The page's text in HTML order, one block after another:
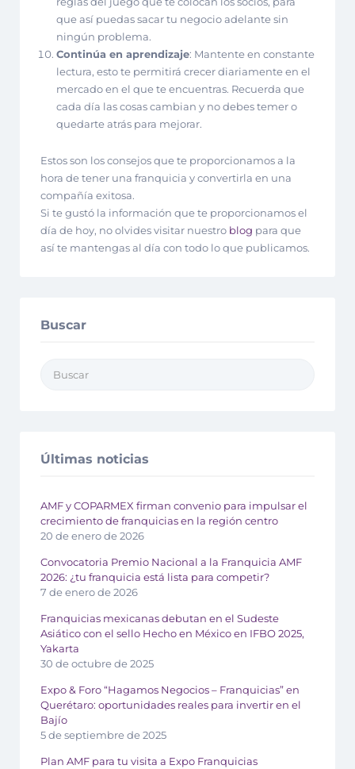
que así puedas sacar tu negocio adelante sin
ningún problema.
Continúa en aprendizaje: Mantente en constante
lectura, esto te permitirá crecer diariamente en el
mercado en el que te encuentras. Recuerda que
cada día las cosas cambian y no debes temer o
quedarte atrás para mejorar.
Estos son los consejos que te proporcionamos a la
hora de tener una franquicia y convertirla en una
compañía exitosa.
Si te gustó la información que te proporcionamos el
día de hoy, no olvides visitar nuestro blog para que
así te mantengas al día con todo lo que publicamos.
Buscar
Últimas noticias
AMF y COPARMEX firman convenio para impulsar el
crecimiento de franquicias en la región centro
20 de enero de 2026
Convocatoria Premio Nacional a la Franquicia AMF
2026: ¿tu franquicia está lista para competir?
7 de enero de 2026
Franquicias mexicanas debutan en el Sudeste
Asiático con el sello Hecho en México en IFBO 2025,
Yakarta
30 de octubre de 2025
Expo & Foro “Hagamos Negocios – Franquicias” en
Querétaro: oportunidades reales para invertir en el
Bajío
5 de septiembre de 2025
Plan AMF para tu visita a Expo Franquicias